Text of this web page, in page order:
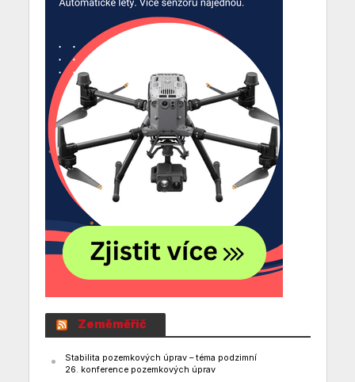
Zeměměřič
Stabilita pozemkových úprav – téma podzimní
26. konference pozemkových úprav